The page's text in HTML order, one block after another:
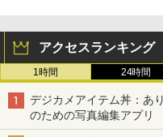
アクセスランキング
1時間 24時間
デジカメアイテム丼：あ
のための写真編集アプリ
る「Filmator」